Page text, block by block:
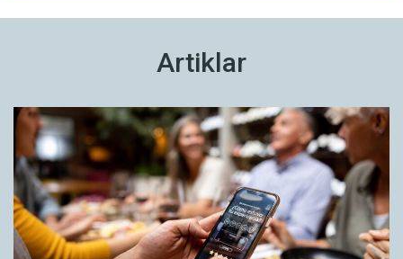
Artiklar